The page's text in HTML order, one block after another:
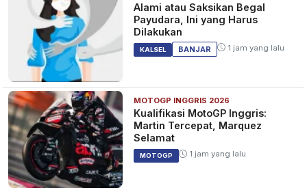
Alami atau Saksikan Begal
Payudara, Ini yang Harus
Dilakukan
KALSEL BANJAR 1 jam yang lalu
MOTOGP INGGRIS 2026
Kualifikasi MotoGP Inggris:
Martin Tercepat, Marquez
Selamat
MOTOGP 1 jam yang lalu